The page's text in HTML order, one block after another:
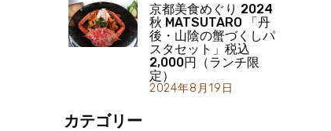
京都美食めぐり 2024
秋 MATSUTARO 「丹
後・山陰の蟹づくしパ
スタセット」税込
2,000円（ランチ限
定）
2024年8月19日
カテゴリー